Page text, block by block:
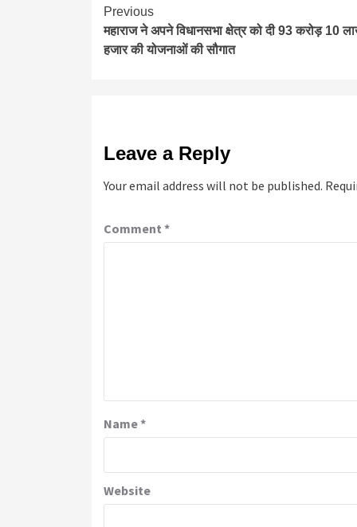
Continue
Reading
Previous
महाराज ने अपने विधानसभा क्षेत्र को दी 93 करोड़ 10
हजार की योजनाओं की सौगात
Leave a Reply
Your email address will not be published.
Comment *
Name*
Website